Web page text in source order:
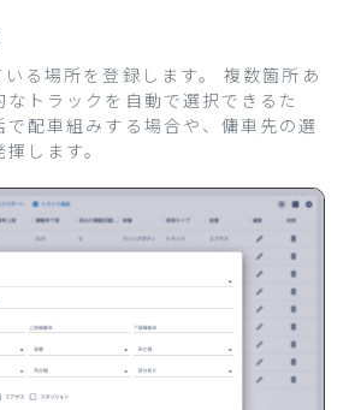
いる場所を登録します。 複数箇所あ
トラックを自動で選択できるた
で配車組みする場合や、傭車先の選
します。